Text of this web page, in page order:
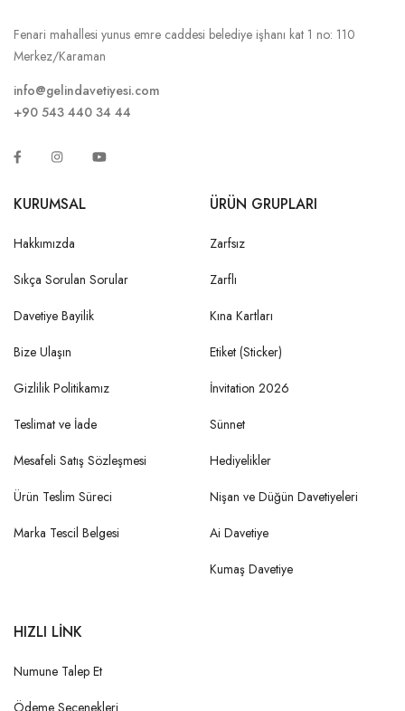
Fenari mahallesi yunus emre caddesi belediye işhanı kat 1 no: 110
Merkez/Karaman
info@gelindavetiyesi.com
+90 543 440 34 44
KURUMSAL
Hakkımızda
Sıkça Sorulan Sorular
Davetiye Bayilik
Bize Ulaşın
Gizlilik Politikamız
Teslimat ve İade
Mesafeli Satış Sözleşmesi
Ürün Teslim Süreci
Marka Tescil Belgesi
ÜRÜN GRUPLARI
Zarfsız
Zarflı
Kına Kartları
Etiket (Sticker)
İnvitation 2026
Sünnet
Hediyelikler
Nişan ve Düğün Davetiyeleri
Ai Davetiye
Kumaş Davetiye
HIZLI LİNK
Numune Talep Et
Ödeme Seçenekleri